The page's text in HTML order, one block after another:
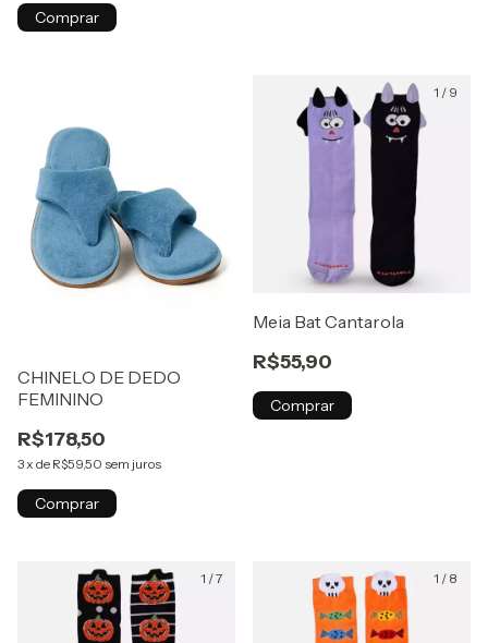
Comprar
CHINELO DE DEDO
FEMININO
R$178,50
3 x de R$59,50 sem juros
Comprar
1 / 9
Meia Bat Cantarola
R$55,90
Comprar
1 /7 1 / 8